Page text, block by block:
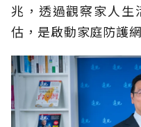
兆，透過觀察家人生
估，是啟動家庭防護